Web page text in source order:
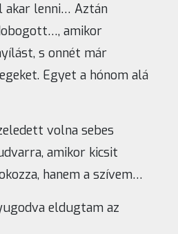
akar lenni… Aztán
amikor
s onnét már
Egyet a hónom alá
volna sebes
amikor kicsit
hanem a szívem…
eldugtam az